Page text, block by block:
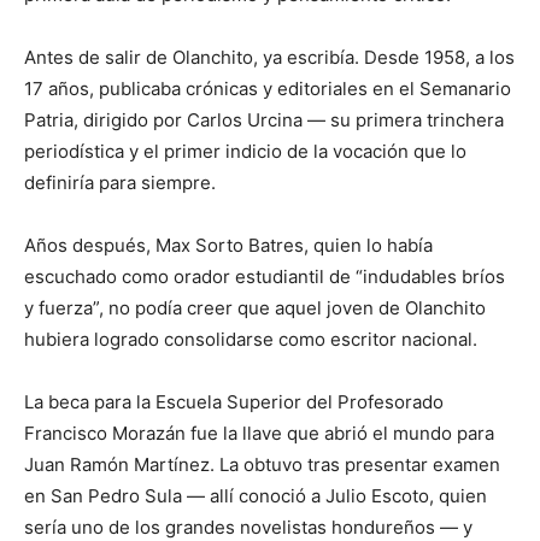
Antes de salir de Olanchito, ya escribía. Desde 1958, a los
17 años, publicaba crónicas y editoriales en el Semanario
Patria, dirigido por Carlos Urcina — su primera trinchera
periodística y el primer indicio de la vocación que lo
definiría para siempre.
Años después, Max Sorto Batres, quien lo había
escuchado como orador estudiantil de “indudables bríos
y fuerza”, no podía creer que aquel joven de Olanchito
hubiera logrado consolidarse como escritor nacional.
La beca para la Escuela Superior del Profesorado
Francisco Morazán fue la llave que abrió el mundo para
Juan Ramón Martínez. La obtuvo tras presentar examen
en San Pedro Sula — allí conoció a Julio Escoto, quien
sería uno de los grandes novelistas hondureños — y